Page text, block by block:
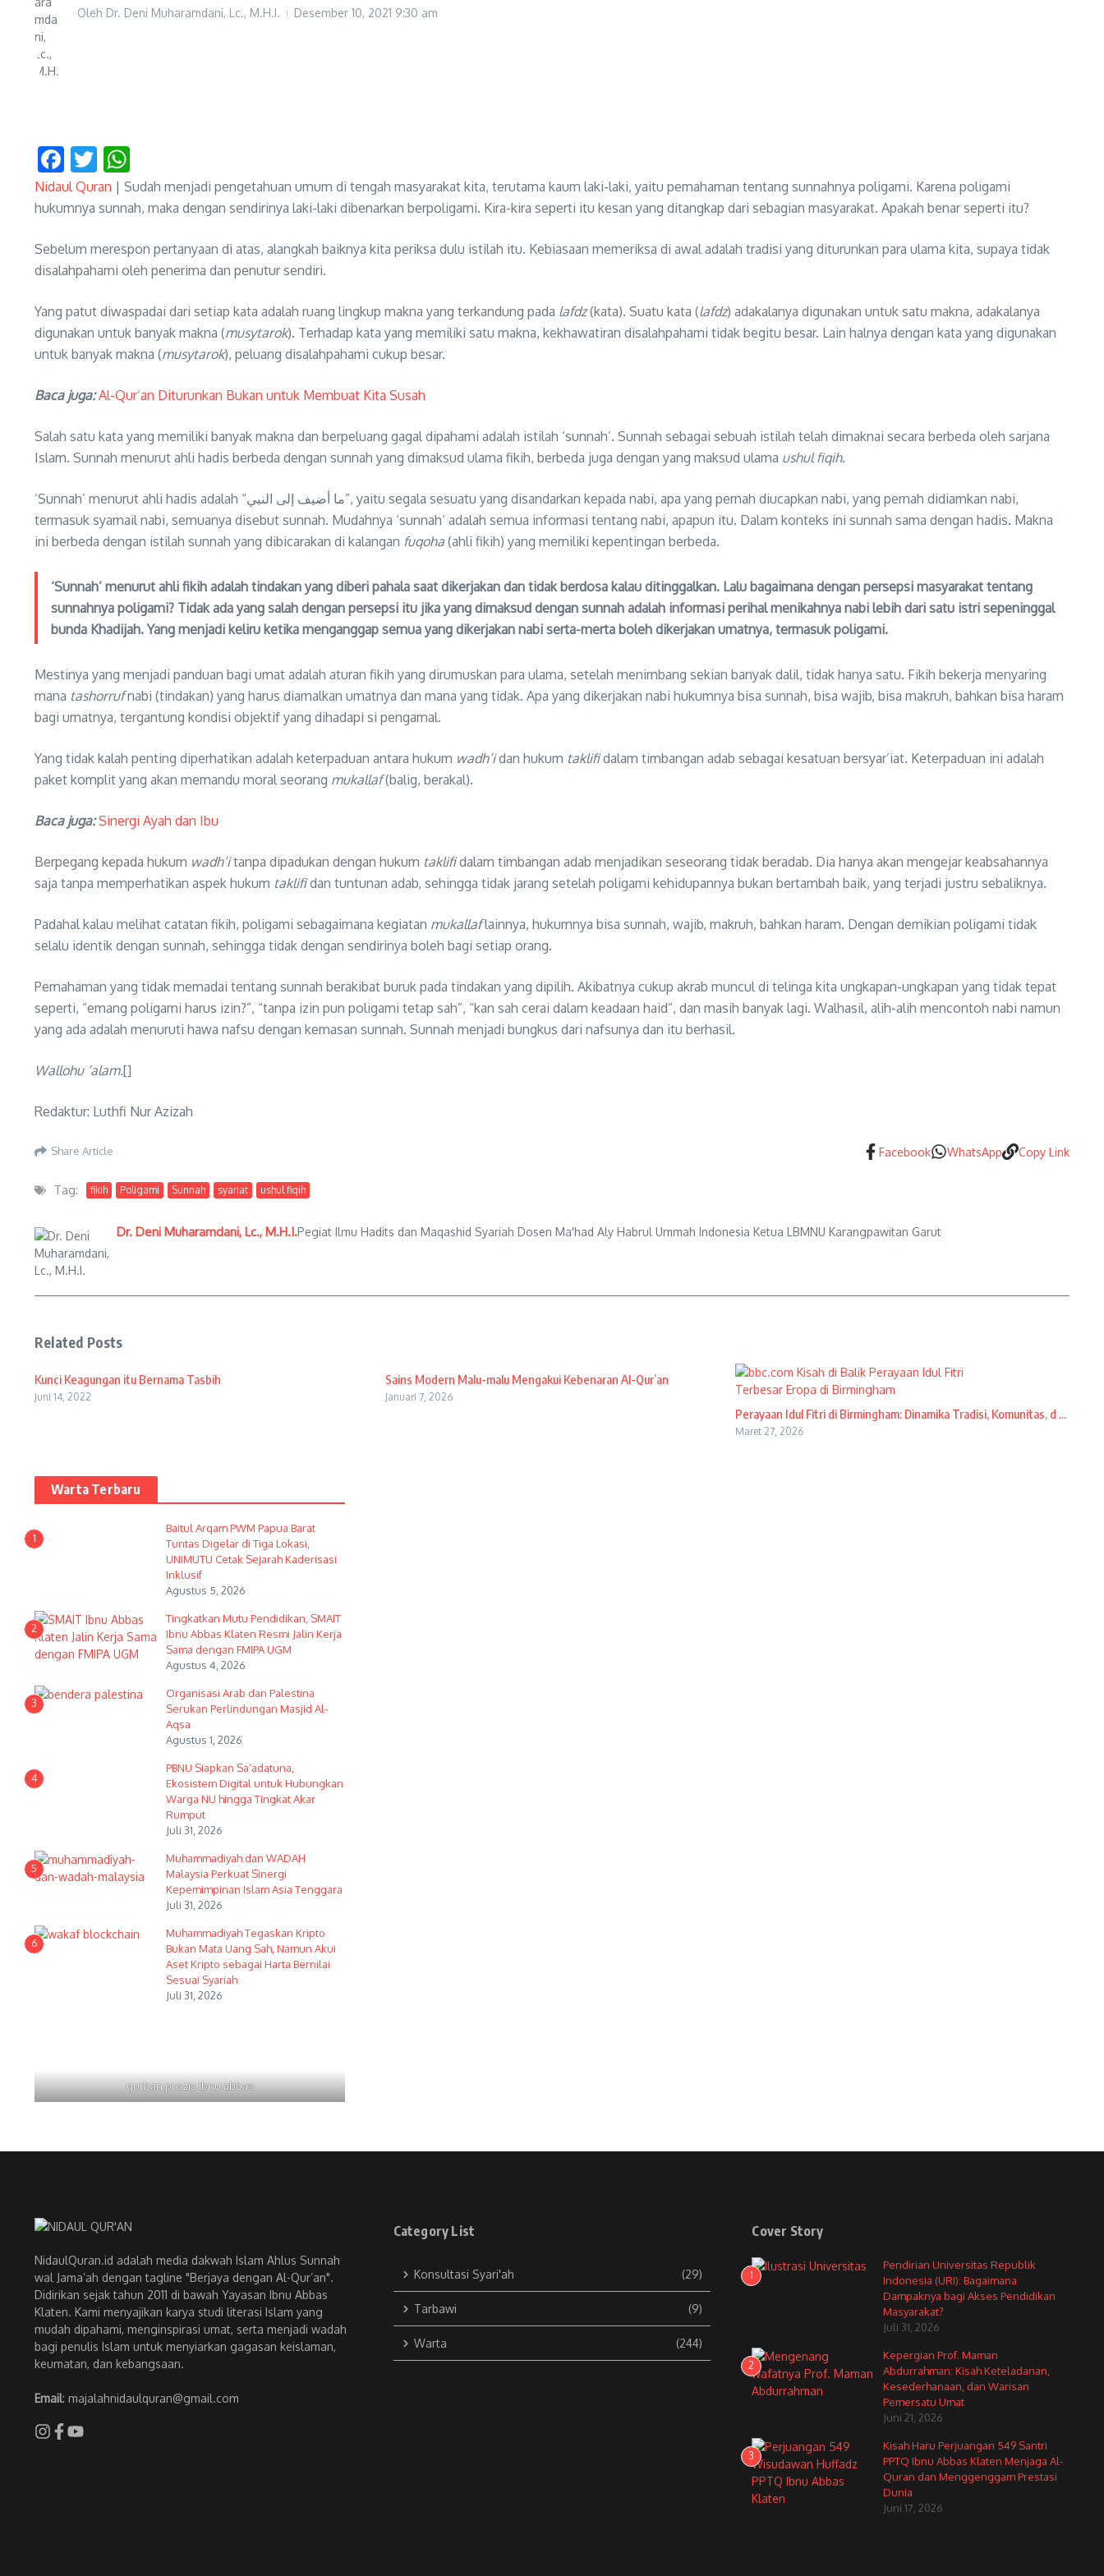
Oleh Dr. Deni Muharamdani, Lc., M.H.I. Desember 10, 2021 9:30 am
Facebook
Twitter
Nidaul Quran | Sudah menjadi pengetahuan umum di tengah masyarakat kita, terutama kaum laki-laki, yaitu pemahaman tentang sunnahnya poligami. Karena poligami
hukumnya sunnah, maka dengan sendirinya laki-laki dibenarkan berpoligami. Kira-kira seperti itu kesan yang ditangkap dari sebagian masyarakat. Apakah benar seperti itu?
Sebelum merespon pertanyaan di atas, alangkah baiknya kita periksa dulu istilah itu. Kebiasaan memeriksa di awal adalah tradisi yang diturunkan para ulama kita, supaya tidak
disalahpahami oleh penerima dan penutur sendiri.
Yang patut diwaspadai dari setiap kata adalah ruang lingkup makna yang terkandung pada lafdz(kata). Suatu kata (lafdz) adakalanya digunakan untuk satu makna, adakalanya
digunakan untuk banyak makna (musytarok). Terhadap kata yang memiliki satu makna, kekhawatiran disalahpahami tidak begitu besar. Lain halnya dengan kata yang digunakan
untuk banyak makna (musytarok), peluang disalahpahami cukup besar.
Baca juga: Al-Qur’an Diturunkan Bukan untuk Membuat Kita Susah
Salah satu kata yang memiliki banyak makna dan berpeluang gagal dipahami adalah istilah ‘sunnah’. Sunnah sebagai sebuah istilah telah dimaknai secara berbeda oleh sarjana
Islam. Sunnah menurut ahli hadis berbeda dengan sunnah yang dimaksud ulama fikih, berbeda juga dengan yang maksud ulama ushul fiqih.
‘Sunnah’ menurut ahli hadis adalah “ما أضيف إلى النبي”, yaitu segala sesuatu yang disandarkan kepada nabi, apa yang pernah diucapkan nabi, yang pernah didiamkan nabi,
termasuk syamail nabi, semuanya disebut sunnah. Mudahnya ‘sunnah’ adalah semua informasi tentang nabi, apapun itu. Dalam konteks ini sunnah sama dengan hadis. Makna
ini berbeda dengan istilah sunnah yang dibicarakan di kalangan fuqoha (ahli fikih) yang memiliki kepentingan berbeda.
‘Sunnah’ menurut ahli fikih adalah tindakan yang diberi pahala saat dikerjakan dan tidak berdosa kalau ditinggalkan. Lalu bagaimana dengan persepsi masyarakat tentang
sunnahnya poligami? Tidak ada yang salah dengan persepsi itu jika yang dimaksud dengan sunnah adalah informasi perihal menikahnya nabi lebih dari satu istri sepeninggal
bunda Khadijah. Yang menjadi keliru ketika menganggap semua yang dikerjakan nabi serta-merta boleh dikerjakan umatnya, termasuk poligami.
Mestinya yang menjadi panduan bagi umat adalah aturan fikih yang dirumuskan para ulama, setelah menimbang sekian banyak dalil, tidak hanya satu. Fikih bekerja menyaring
mana tashorrufnabi (tindakan) yang harus diamalkan umatnya dan mana yang tidak. Apa yang dikerjakan nabi hukumnya bisa sunnah, bisa wajib, bisa makruh, bahkan bisa haram
bagi umatnya, tergantung kondisi objektif yang dihadapi si pengamal.
Yang tidak kalah penting diperhatikan adalah keterpaduan antara hukum wadh’idan hukum taklifidalam timbangan adab sebagai kesatuan bersyar’iat. Keterpaduan ini adalah
paket komplit yang akan memandu moral seorang mukallaf(balig, berakal).
Baca juga: Sinergi Ayah dan Ibu
Berpegang kepada hukum wadh’itanpa dipadukan dengan hukum taklifidalam timbangan adab menjadikan seseorang tidak beradab. Dia hanya akan mengejar keabsahannya
saja tanpa memperhatikan aspek hukum taklifidan tuntunan adab, sehingga tidak jarang setelah poligami kehidupannya bukan bertambah baik, yang terjadi justru sebaliknya.
Padahal kalau melihat catatan fikih, poligami sebagaimana kegiatan mukallaflainnya, hukumnya bisa sunnah, wajib, makruh, bahkan haram. Dengan demikian poligami tidak
selalu identik dengan sunnah, sehingga tidak dengan sendirinya boleh bagi setiap orang.
Pemahaman yang tidak memadai tentang sunnah berakibat buruk pada tindakan yang dipilih. Akibatnya cukup akrab muncul di telinga kita ungkapan-ungkapan yang tidak tepat
seperti, “emang poligami harus izin?”, “tanpa izin pun poligami tetap sah”, “kan sah cerai dalam keadaan haid”, dan masih banyak lagi. Walhasil, alih-alih mencontoh nabi namun
yang ada adalah menuruti hawa nafsu dengan kemasan sunnah. Sunnah menjadi bungkus dari nafsunya dan itu berhasil.
Wallohu ‘alam.[]
Redaktur: Luthfi Nur Azizah
Share Article Facebook WhatsApp Copy Link
Tag: fikih Poligami Sunnah syariat ushul fiqih
Dr. Deni Muharamdani, Lc., M.H.I.Pegiat Ilmu Hadits dan Maqashid Syariah Dosen Ma'had Aly Habrul Ummah Indonesia Ketua LBMNU Karangpawitan Garut
Related Posts
Kunci Keagungan itu Bernama Tasbih
Juni 14, 2022
Sains Modern Malu-malu Mengakui Kebenaran Al-Qur’an
Januari 7, 2026
Perayaan Idul Fitri di Birmingham: Dinamika Tradisi, Komunitas, d ...
Maret 27, 2026
Warta Terbaru
1
Baitul Arqam PWM Papua Barat
Tuntas Digelar di Tiga Lokasi,
UNIMUTU Cetak Sejarah Kaderisasi
Inklusif
Agustus 5, 2026
2
Tingkatkan Mutu Pendidikan, SMAIT
Ibnu Abbas Klaten Resmi Jalin Kerja
Sama dengan FMIPA UGM
Agustus 4, 2026
3
Organisasi Arab dan Palestina
Serukan Perlindungan Masjid Al-
Aqsa
Agustus 1, 2026
4
PBNU Siapkan Sa’adatuna,
Ekosistem Digital untuk Hubungkan
Warga NU hingga Tingkat Akar
Rumput
Juli 31, 2026
5
Muhammadiyah dan WADAH
Malaysia Perkuat Sinergi
Kepemimpinan Islam Asia Tenggara
Juli 31, 2026
6
Muhammadiyah Tegaskan Kripto
Bukan Mata Uang Sah, Namun Akui
Aset Kripto sebagai Harta Bernilai
Sesuai Syariah
Juli 31, 2026
qurban prozis ibnu abbas
NidaulQuran.id adalah media dakwah Islam Ahlus Sunnah
wal Jama’ah dengan tagline "Berjaya dengan Al-Qur’an".
Didirikan sejak tahun 2011 di bawah Yayasan Ibnu Abbas
Klaten. Kami menyajikan karya studi literasi Islam yang
mudah dipahami, menginspirasi umat, serta menjadi wadah
bagi penulis Islam untuk menyiarkan gagasan keislaman,
keumatan, dan kebangsaan.
Email: majalahnidaulquran@gmail.com
Category List
Konsultasi Syari'ah (29)
Tarbawi (9)
Warta (244)
Cover Story
1
Pendirian Universitas Republik
Indonesia (URI): Bagaimana
Dampaknya bagi Akses Pendidikan
Masyarakat?
Juli 31, 2026
2
Kepergian Prof. Maman
Abdurrahman: Kisah Keteladanan,
Kesederhanaan, dan Warisan
Pemersatu Umat
Juni 21, 2026
3
Kisah Haru Perjuangan 549 Santri
PPTQ Ibnu Abbas Klaten Menjaga Al-
Quran dan Menggenggam Prestasi
Dunia
Juni 17, 2026